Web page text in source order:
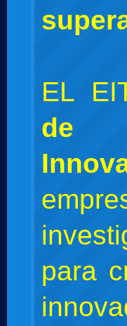
EL
de
para